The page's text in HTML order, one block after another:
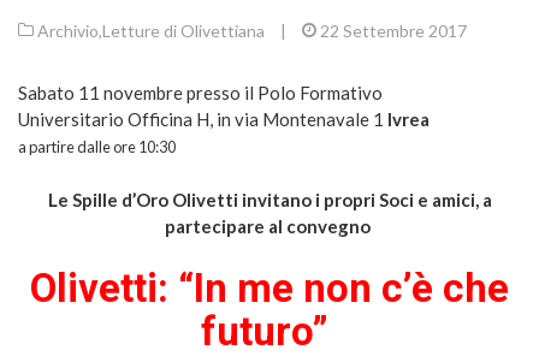
Archivio,Letture di Olivettiana | 22 Settembre 2017
Sabato 11 novembre presso il Polo Formativo
Universitario Officina H, in via Montenavale 1 Ivrea
a partire dalle ore 10:30
Le Spille d’Oro Olivetti invitano i propri Soci e amici, a
partecipare al convegno
Olivetti: “In me non c’è che
futuro”